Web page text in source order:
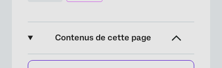
Contenus de cette page
A propos des statistiques dans Website /